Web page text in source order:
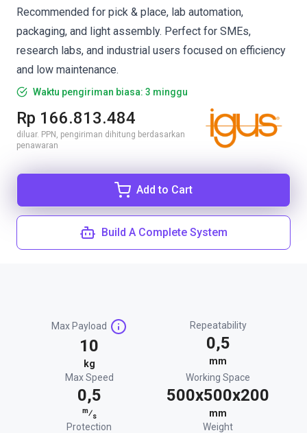
Recommended for pick & place, lab automation,
packaging, and light assembly. Perfect for SMEs,
research labs, and industrial users focused on efficiency
and low maintenance.
Waktu pengiriman biasa: 3 minggu
Rp 166.813.484
diluar. PPN, pengiriman dihitung berdasarkan
penawaran
Add to Cart
Build A Complete System
Max Payload
10
kg
Repeatability
0,5
mm
Max Speed
0,5
m⁄s
Working Space
500x500x200
mm
Protection
Weight